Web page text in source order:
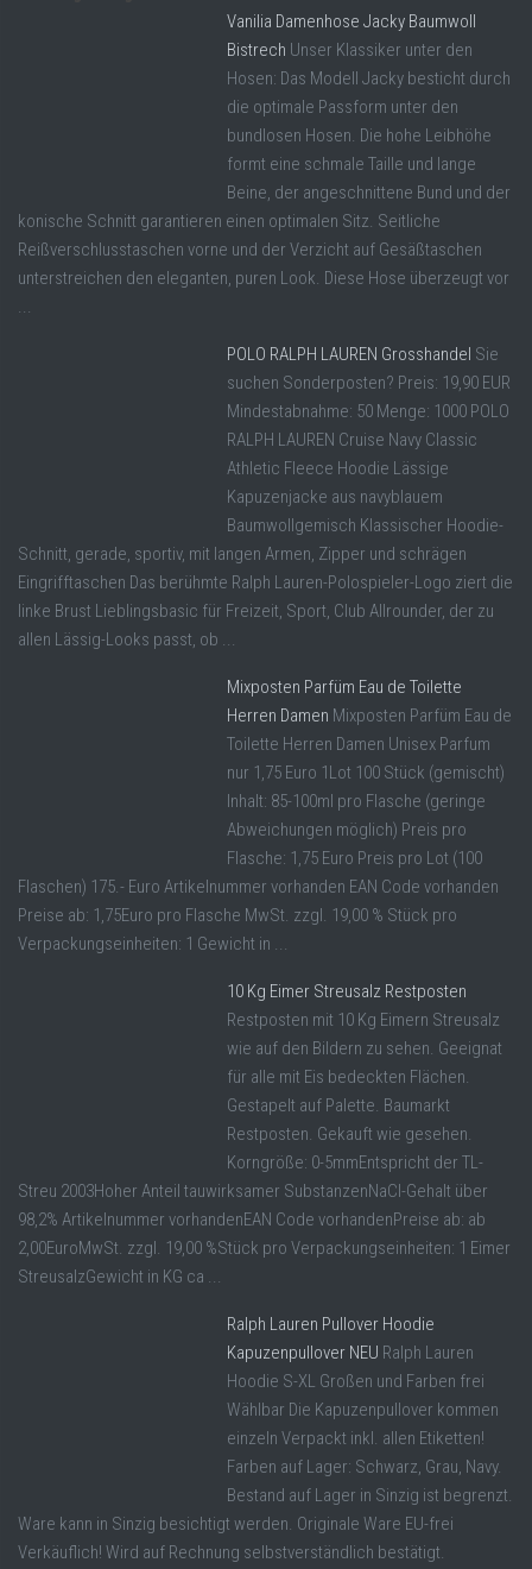
Vanilia Damenhose Jacky Baumwoll
Bistrech Unser Klassiker unter den
Hosen: Das Modell Jacky besticht durch
die optimale Passform unter den
bundlosen Hosen. Die hohe Leibhöhe
formt eine schmale Taille und lange
Beine, der angeschnittene Bund und der
konische Schnitt garantieren einen optimalen Sitz. Seitliche
Reißverschlusstaschen vorne und der Verzicht auf Gesäßtaschen
unterstreichen den eleganten, puren Look. Diese Hose überzeugt vor
...
POLO RALPH LAUREN Grosshandel Sie
suchen Sonderposten? Preis: 19,90 EUR
Mindestabnahme: 50 Menge: 1000 POLO
RALPH LAUREN Cruise Navy Classic
Athletic Fleece Hoodie Lässige
Kapuzenjacke aus navyblauem
Baumwollgemisch Klassischer Hoodie-
Schnitt, gerade, sportiv, mit langen Armen, Zipper und schrägen
Eingrifftaschen Das berühmte Ralph Lauren-Polospieler-Logo ziert die
linke Brust Lieblingsbasic für Freizeit, Sport, Club Allrounder, der zu
allen Lässig-Looks passt, ob ...
Mixposten Parfüm Eau de Toilette
Herren Damen Mixposten Parfüm Eau de
Toilette Herren Damen Unisex Parfum
nur 1,75 Euro 1Lot 100 Stück (gemischt)
Inhalt: 85-100ml pro Flasche (geringe
Abweichungen möglich) Preis pro
Flasche: 1,75 Euro Preis pro Lot (100
Flaschen) 175.- Euro Artikelnummer vorhanden EAN Code vorhanden
Preise ab: 1,75Euro pro Flasche MwSt. zzgl. 19,00 % Stück pro
Verpackungseinheiten: 1 Gewicht in ...
10 Kg Eimer Streusalz Restposten
Restposten mit 10 Kg Eimern Streusalz
wie auf den Bildern zu sehen. Geeignat
für alle mit Eis bedeckten Flächen.
Gestapelt auf Palette. Baumarkt
Restposten. Gekauft wie gesehen.
Korngröße: 0-5mmEntspricht der TL-
Streu 2003Hoher Anteil tauwirksamer SubstanzenNaCl-Gehalt über
98,2% Artikelnummer vorhandenEAN Code vorhandenPreise ab: ab
2,00EuroMwSt. zzgl. 19,00 %Stück pro Verpackungseinheiten: 1 Eimer
StreusalzGewicht in KG ca ...
Ralph Lauren Pullover Hoodie
Kapuzenpullover NEU Ralph Lauren
Hoodie S-XL Großen und Farben frei
Wählbar Die Kapuzenpullover kommen
einzeln Verpackt inkl. allen Etiketten!
Farben auf Lager: Schwarz, Grau, Navy.
Bestand auf Lager in Sinzig ist begrenzt.
Ware kann in Sinzig besichtigt werden. Originale Ware EU-frei
Verkäuflich! Wird auf Rechnung selbstverständlich bestätigt.